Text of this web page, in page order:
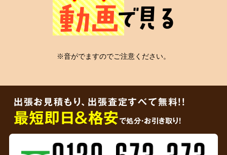
安心の証
理をご依頼者様に届けることをお約束します。
動画で見る
※音がでますのでご注意ください。
出張お見積もり、出張査定すべて無料!!
最短即日＆格安で処分・お引き取り！